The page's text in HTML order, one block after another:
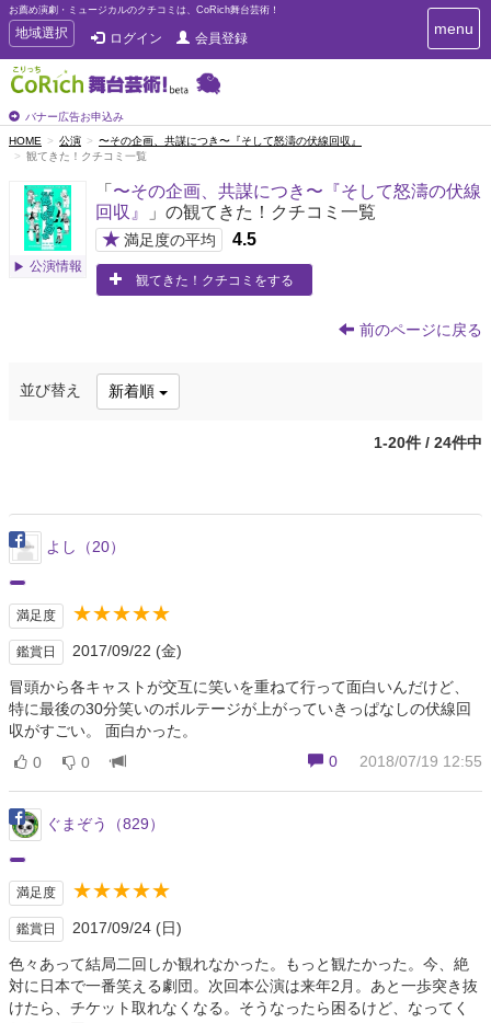
お薦め演劇・ミュージカルのクチコミは、CoRich舞台芸術！
T
o
g
g
e
n
a
i
地域選択 ログイン 会員登録
バナー広告お申込み
T
o
v
o
menu
HOME 公演
〜その企画、共謀につき〜『そして怒濤の伏線回収』
観てきた！クチコミ一覧
公演情報
「 〜その企画、共謀につき〜『そして怒濤の伏線
回収』
」の観てきた！クチコミ一覧
★ 満足度の平均 4.5
観てきた！クチコミをする
前のページに戻る
並び替え 新着順
1-20件 / 24件中
よし（20）
満足度 ★★★★★
鑑賞日 2017/09/22 (金)
冒頭から各キャストが交互に笑いを重ねて行って面白いんだけど、
特に最後の30分笑いのボルテージが上がっていきっぱなしの伏線回
収がすごい。 面白かった。
0
2018/07/19 12:55
0 0
ぐまぞう（829）
満足度 ★★★★★
鑑賞日 2017/09/24 (日)
色々あって結局二回しか観れなかった。もっと観たかった。今、絶
対に日本で一番笑える劇団。次回本公演は来年2月。あと一歩突き抜
けたら、チケット取れなくなる。そうなったら困るけど、なってく